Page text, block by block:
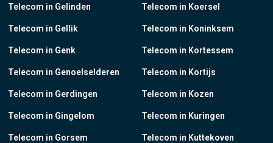
Telecom in Gelinden
Telecom in Gellik
Telecom in Genk
Telecom in Genoelselderen
Telecom in Gerdingen
Telecom in Gingelom
Telecom in Gorsem
Telecom in Koersel
Telecom in Koninksem
Telecom in Kortessem
Telecom in Kortijs
Telecom in Kozen
Telecom in Kuringen
Telecom in Kuttekoven